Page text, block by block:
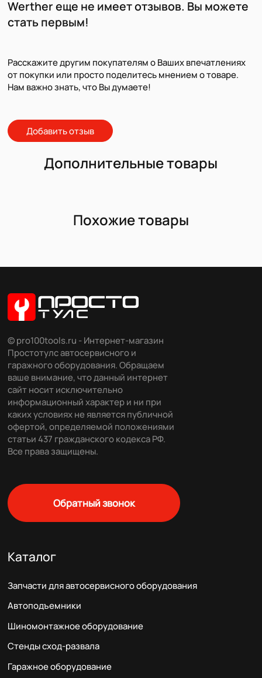
Werther еще не имеет отзывов. Вы можете
стать первым!
Расскажите другим покупателям о Ваших впечатлениях
от покупки или просто поделитесь мнением о товаре.
Нам важно знать, что Вы думаете!
Добавить отзыв
Дополнительные товары
Похожие товары
© pro100tools.ru - Интернет-магазин
Простотулс автосервисного и
гаражного оборудования. Обращаем
ваше внимание, что данный интернет
сайт носит исключительно
информационный характер и ни при
каких условиях не является публичной
офертой, определяемой положениями
статьи 437 гражданского кодекса РФ.
Все права защищены.
Обратный звонок
Каталог
Запчасти для автосервисного оборудования
Автоподъемники
Шиномонтажное оборудование
Стенды сход-развала
Гаражное оборудование